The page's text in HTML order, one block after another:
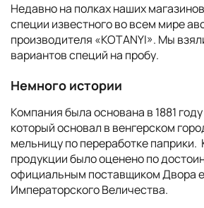
Недавно на полках наших
специи известного во всем мире
производителя «KOTANYI». Мы
вариантов специй на пробу.
Немного истории
Компания была основана в 1881 году
который основал в венгерском
мельницу по переработке паприки.
продукции было оценено по
официальным поставщиком Двора
Императорского Величества.